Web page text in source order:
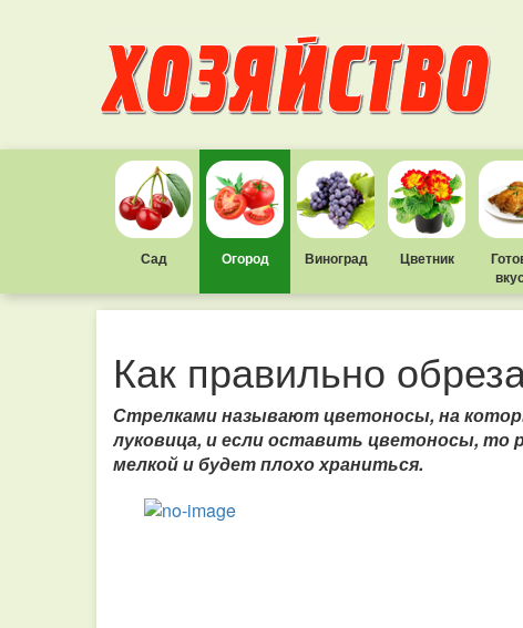
Сад Огород Виноград Цветник
Как правильно
Стрелками называют цветоносы, на
луковица, и если оставить цветоносы, то
мелкой и будет плохо храниться.